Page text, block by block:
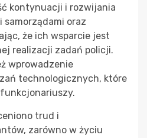
kontynuacji i rozwijania
samorządami oraz
że ich wsparcie jest
realizacji zadań policji.
wprowadzenie
technologicznych, które
trud i
zarówno w życiu